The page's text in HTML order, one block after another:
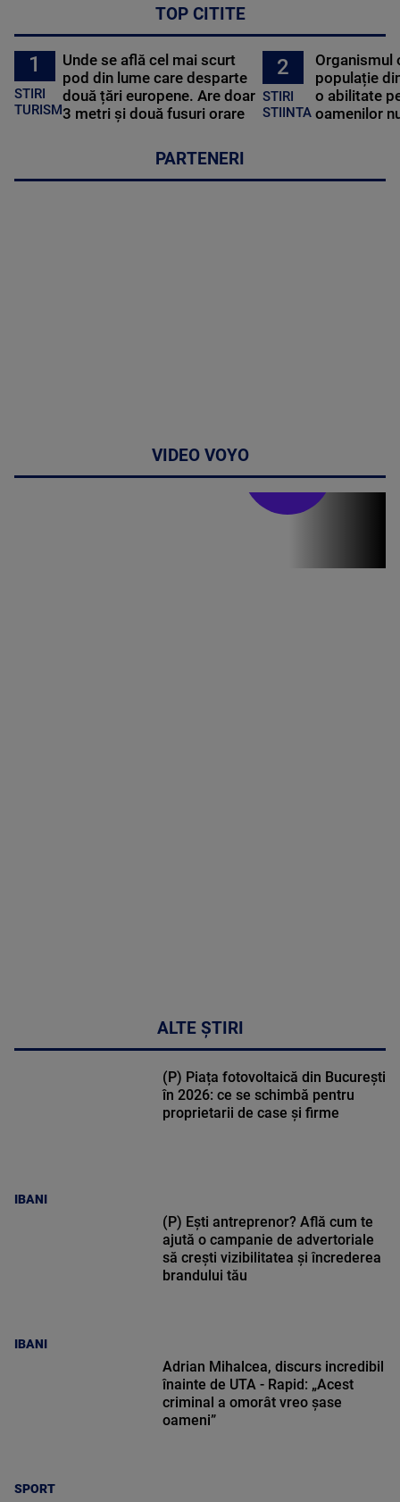
TOP CITITE
1
STIRI
TURISM
Unde se află cel mai scurt
pod din lume care desparte
două țări europene. Are doar
3 metri și două fusuri orare
2
STIRI
STIINTA
Organismul
populație
o abilitate
oamenilor
PARTENERI
VIDEO VOYO
ALTE ȘTIRI
IBANI
(P) Piața fotovoltaică din București
în 2026: ce se schimbă pentru
proprietarii de case și firme
IBANI
(P) Ești antreprenor? Află cum te
ajută o campanie de advertoriale
să crești vizibilitatea și încrederea
brandului tău
SPORT
Adrian Mihalcea, discurs incredibil
înainte de UTA - Rapid: „Acest
criminal a omorât vreo șase
oameni”